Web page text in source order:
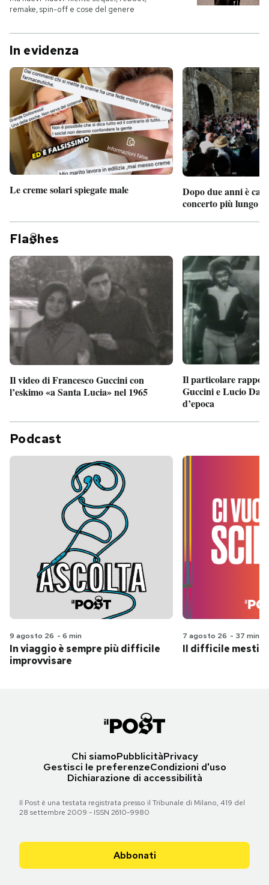
Entra
remake, spin-off e cose del genere
In evidenza
Le creme solari spiegate male
Dopo due anni è
concerto più lungo
Fla hes
Il video di Francesco Guccini con
l’eskimo «a Santa Lucia» nel 1965
Il particolare
Guccini e Lucio
d’epoca
Podcast
9 agosto 26 - 6 min
In viaggio è sempre più difficile
improvvisare
7 agosto 26 - 37 min
Il difficile
Chi siamoPubblicitàPrivacy
Gestisci le preferenzeCondizioni d'uso
Dichiarazione di accessibilità
Il Post è una testata registrata presso il Tribunale di Milano, 419 del
28 settembre 2009 - ISSN 2610-9980
Abbonati